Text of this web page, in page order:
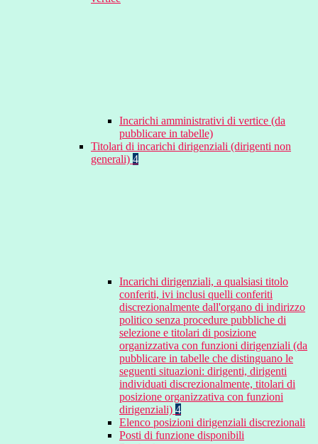
Incarichi amministrativi di vertice (da
pubblicare in tabelle)
Titolari di incarichi dirigenziali (dirigenti non
generali) 4
Incarichi dirigenziali, a qualsiasi titolo
conferiti, ivi inclusi quelli conferiti
discrezionalmente dall'organo di indirizzo
politico senza procedure pubbliche di
selezione e titolari di posizione
organizzativa con funzioni dirigenziali (da
pubblicare in tabelle che distinguano le
seguenti situazioni: dirigenti, dirigenti
individuati discrezionalmente, titolari di
posizione organizzativa con funzioni
dirigenziali) 4
Elenco posizioni dirigenziali discrezionali
Posti di funzione disponibili